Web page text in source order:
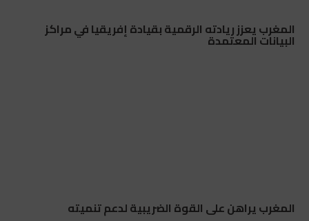
المغرب يعزز ريادته الرقمية بقيادة إفريقيا في مراكز
البيانات المعتمدة
المغرب يراهن على القوة الضريبية لدعم تنميته